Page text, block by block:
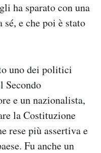
ha sparato con una
e che poi è stato
uno dei politici
Secondo
e un nazionalista,
la Costituzione
rese più assertiva e
Fu anche un